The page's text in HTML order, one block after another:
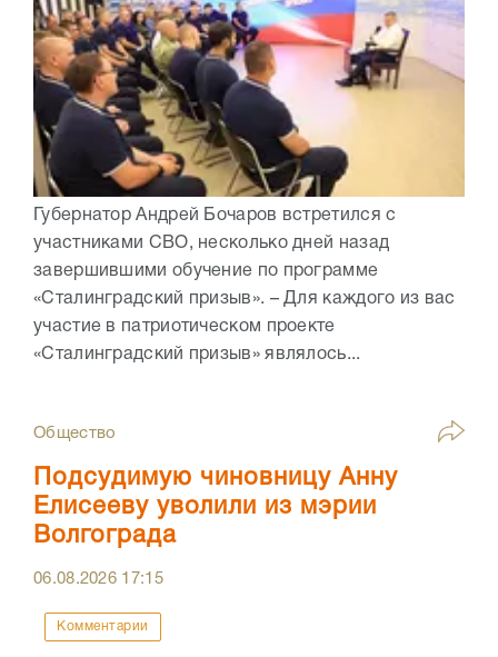
Губернатор Андрей Бочаров встретился с
участниками СВО, несколько дней назад
завершившими обучение по программе
«Сталинградский призыв». – Для каждого из вас
участие в патриотическом проекте
«Сталинградский призыв» являлось...
Общество
Подсудимую чиновницу Анну
Елисееву уволили из мэрии
Волгограда
06.08.2026 17:15
Комментарии